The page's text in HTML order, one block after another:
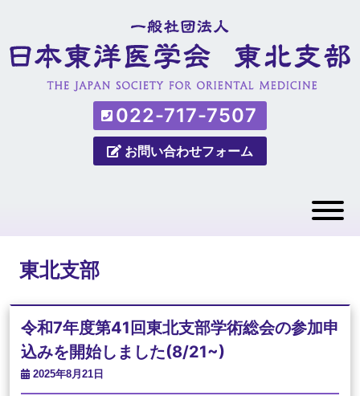
022-717-7507
お問い合わせフォーム
東北支部
令和7年度第41回東北支部学術総会の参加申
込みを開始しました(8/21~)
2025年8月21日